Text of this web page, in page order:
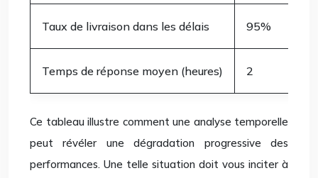
Taux de livraison dans les délais 95%
Temps de réponse moyen (heures) 2
Ce tableau illustre comment une analyse temporelle
peut révéler une dégradation progressive des
performances. Une telle situation doit vous inciter à